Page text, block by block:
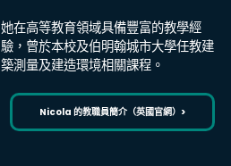
她在高等教育領域具備豐富的教學經
驗，曾於本校及伯明翰城市大學任教建
築測量及建造環境相關課程。
Nicola 的教職員簡介（英國官網）>